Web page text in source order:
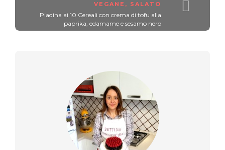
VEGANE , SALATO
Piadina ai 10 Cereali con crema di tofu alla
paprika, edamame e sesamo nero